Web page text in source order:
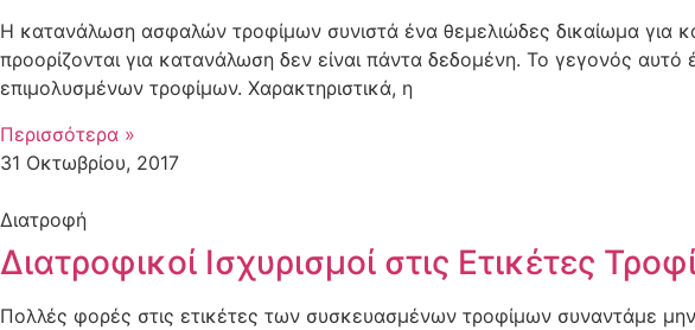
Η κατανάλωση ασφαλών τροφίμων συνιστά ένα θεμελιώδες δικαίωμα
προορίζονται για κατανάλωση δεν είναι πάντα δεδομένη. Το γεγονός
επιμολυσμένων τροφίμων. Χαρακτηριστικά, η
Περισσότερα »
31 Οκτωβρίου, 2017
Διατροφή
Διατροφικοί Ισχυρισμοί στις Ετικέτες
Πολλές φορές στις ετικέτες των συσκευασμένων τροφίμων συναντάμε